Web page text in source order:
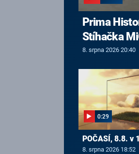
Prima
Stíhačka
8. srpna 2026 20:40
0:29
POČASÍ, 8.8. v
8. srpna 2026 18:52